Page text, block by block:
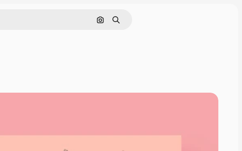
Cerca per immagine
Ricerca